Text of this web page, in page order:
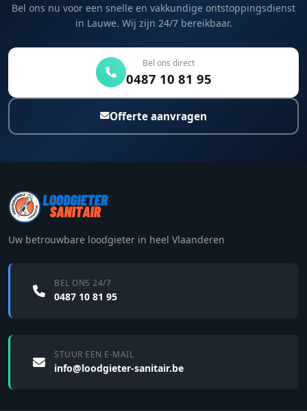
Bel ons nu voor een snelle en vakkundige ontstoppingsdienst
in Lauwe. Wij zijn 24/7 bereikbaar.
Bel ons direct
0487 10 81 95
Offerte aanvragen
Uw betrouwbare loodgieter in heel Vlaanderen
BEL ONS 24/7
0487 10 81 95
STUUR EEN E-MAIL
info@loodgieter-sanitair.be